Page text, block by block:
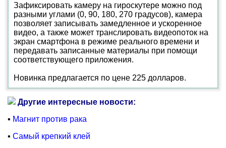
Зафиксировать камеру на гироскутере можно под
разными углами (0, 90, 180, 270 градусов), камера
позволяет записывать замедленное и ускоренное
видео, а также может транслировать видеопоток на
экран смартфона в режиме реального времени и
передавать записанные материалы при помощи
соответствующего приложения.
Новинка предлагается по цене 225 долларов.
Другие интересные новости:
▪ Магнит против рака
▪ Самый крепкий клей